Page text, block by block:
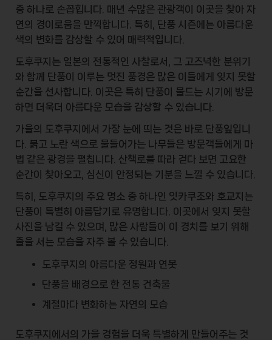
중 하나로 손꼽힙니다. 매년 수많은 관광객이 이곳을 찾아 자
연의 경이로움을 만끽합니다. 특히, 단풍 시즌에는 아름다운
색의 변화를 감상할 수 있어 매력적입니다.
도후쿠지는 일본의 전통적인 사찰로서, 그 고즈넉한 분위기
와 함께 단풍이 이루는 멋진 풍경은 많은 이들에게 잊지 못할
순간을 선사합니다. 이곳은 특히 단풍이 물드는 시기 에 방문
하면 더욱더 아름다운 모습을 감상할 수 있습니다.
가을의 도후쿠지에서 가장 눈에 띄는 것은 바로 단풍잎입니
다. 붉고 노란 색으로 물들어가는 나무들은 방문객들에게 마
법 같은 광경을 펼칩니다. 산책로를 따라 걷다 보면 고요한
순간이 찾아오고, 심신이 안정되는 기분을 느낄 수 있습니다.
특히, 도후쿠지의 주요 명소 중 하나인 잇카쿠조와 호교지 는
단풍이 특별히 아름답기로 유명합니다. 이곳에서 잊지 못할
사진을 남길 수 있으며, 많은 사람들이 이 경치를 보기 위해
줄을 서는 모습을 자주 볼 수 있습니다.
도후쿠지의 아름다운 정원과 연못
단풍을 배경으로 한 전통 건축물
계절마다 변화하는 자연의 모습
도후쿠지에서의 가을 경험을 더욱 특별하게 만들어주는 것